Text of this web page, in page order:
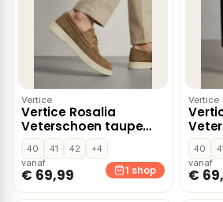
Vertice
Vertice Rosalia
Veterschoen taupe
Suede
40 41 42
+4
vanaf
€ 69,99 1 shop
Vertice
Leer
40
vanaf
€